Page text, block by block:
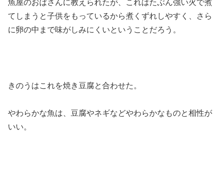
魚屋のおばさんに教えられたが、これはたぶん強い火で煮
てしまうと子供をもっているから煮くずれしやすく、さら
に卵の中まで味がしみにくいということだろう。
きのうはこれを焼き豆腐と合わせた。
やわらかな魚は、豆腐やネギなどやわらかなものと相性が
いい。